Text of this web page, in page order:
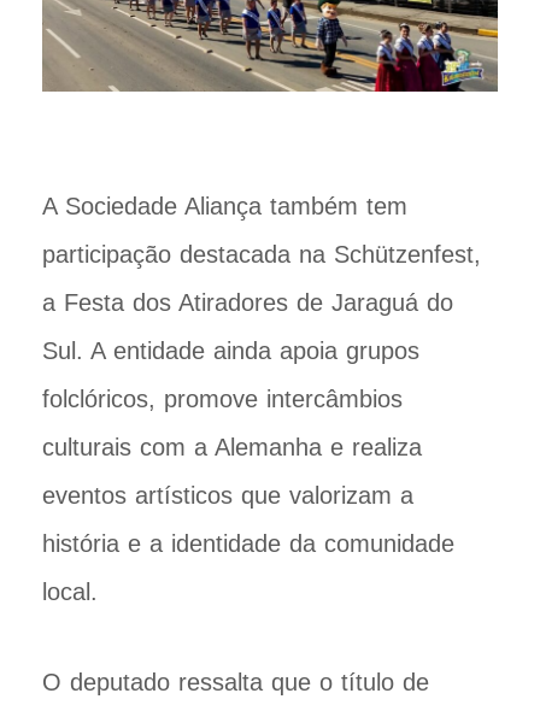
A Sociedade Aliança também tem
participação destacada na Schützenfest,
a Festa dos Atiradores de Jaraguá do
Sul. A entidade ainda apoia grupos
folclóricos, promove intercâmbios
culturais com a Alemanha e realiza
eventos artísticos que valorizam a
história e a identidade da comunidade
local.
O deputado ressalta que o título de